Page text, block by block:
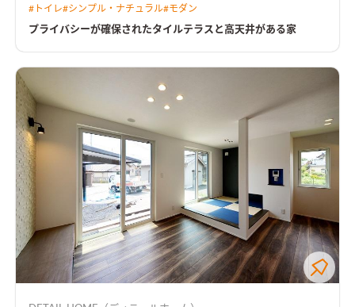
# トイレ#シンプル・ナチュラル#モダン
プライバシーが確保されたタイルテラスと高天井がある家